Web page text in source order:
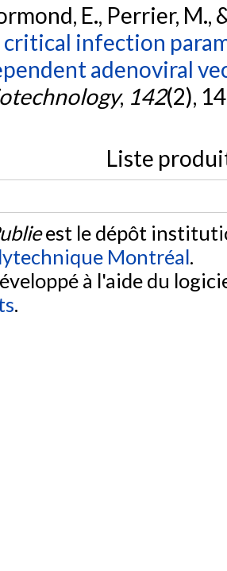
E., Perrier, M.,
infection
adenoviral
, 142(2),
Liste
est le dépôt
Montréal.
à l'aide du
.